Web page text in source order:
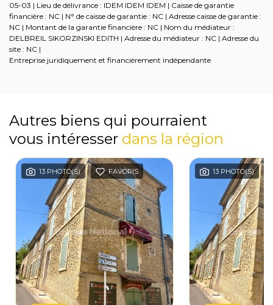
05-03 | Lieu de délivrance : IDEM IDEM IDEM | Caisse de garantie
financière : NC | N° de caisse de garantie : NC | Adresse caisse de garantie :
NC | Montant de la garantie financière : NC | Nom du médiateur :
DELBREIL SIKORZINSKI EDITH | Adresse du médiateur : NC | Adresse du
site : NC |
Entreprise juridiquement et financièrement indépendante
Autres biens qui pourraient
vous intéresser dans la région
13 PHOTO(S) FAVORIS 13 PHOTO(S)